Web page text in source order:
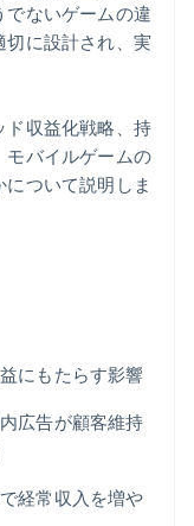
ないゲームの違
切に設計され、実
ド収益化戦略、持
モバイルゲームの
ついて説明しま
にもたらす影響
広告が顧客維持
経常収入を増や